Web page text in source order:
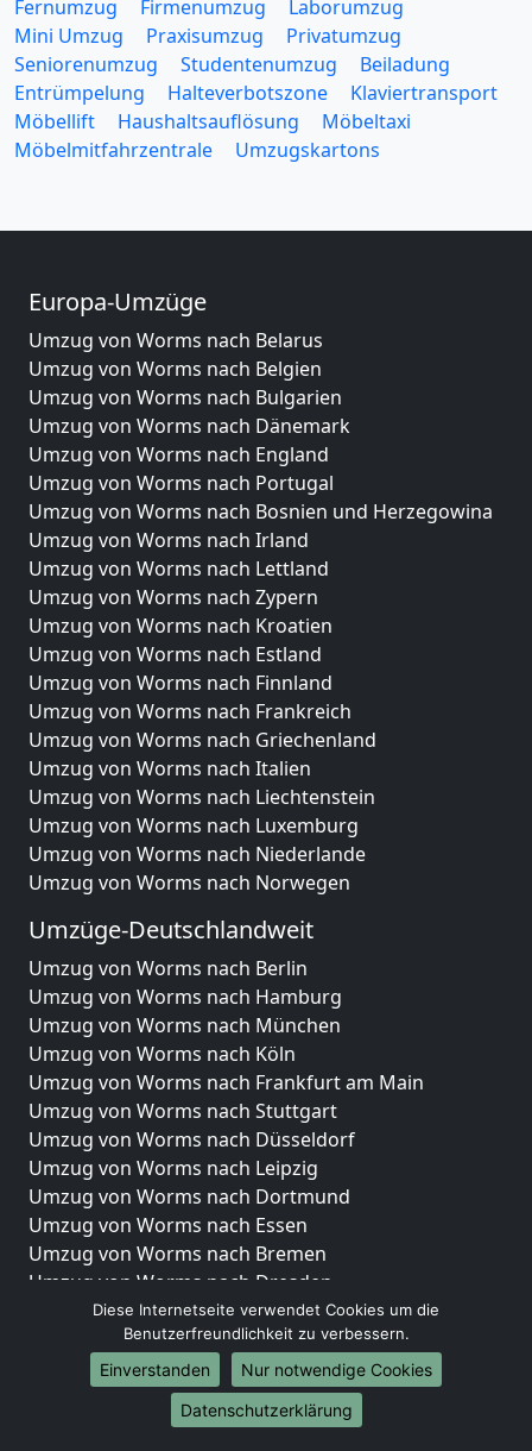
Fernumzug
Firmenumzug
Laborumzug
Mini Umzug
Praxisumzug
Privatumzug
Seniorenumzug
Studentenumzug
Beiladung
Entrümpelung
Halteverbotszone
Klaviertransport
Möbellift
Haushaltsauflösung
Möbeltaxi
Möbelmitfahrzentrale
Umzugskartons
Europa-Umzüge
Umzug von Worms nach Belarus
Umzug von Worms nach Belgien
Umzug von Worms nach Bulgarien
Umzug von Worms nach Dänemark
Umzug von Worms nach England
Umzug von Worms nach Portugal
Umzug von Worms nach Bosnien und Herzegowina
Umzug von Worms nach Irland
Umzug von Worms nach Lettland
Umzug von Worms nach Zypern
Umzug von Worms nach Kroatien
Umzug von Worms nach Estland
Umzug von Worms nach Finnland
Umzug von Worms nach Frankreich
Umzug von Worms nach Griechenland
Umzug von Worms nach Italien
Umzug von Worms nach Liechtenstein
Umzug von Worms nach Luxemburg
Umzug von Worms nach Niederlande
Umzug von Worms nach Norwegen
Umzüge-Deutschlandweit
Umzug von Worms nach Berlin
Umzug von Worms nach Hamburg
Umzug von Worms nach München
Umzug von Worms nach Köln
Umzug von Worms nach Frankfurt am Main
Umzug von Worms nach Stuttgart
Umzug von Worms nach Düsseldorf
Umzug von Worms nach Leipzig
Umzug von Worms nach Dortmund
Umzug von Worms nach Essen
Umzug von Worms nach Bremen
Umzug von Worms nach Dresden
Umzug von Worms nach Hannover
Umzug von Worms nach Nürnberg
Umzug von Worms nach Duisburg
Umzug von Worms nach Bochum
Umzug von Worms nach Wuppertal
Diese Internetseite verwendet Cookies um die
Benutzerfreundlichkeit zu verbessern.
Einverstanden
Nur notwendige Cookies
Datenschutzerklärung